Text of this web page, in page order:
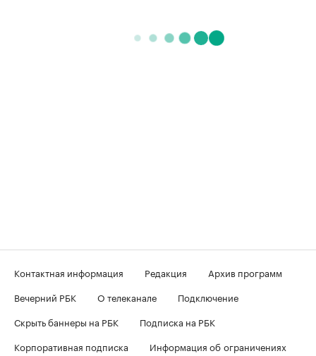
Контактная информация Редакция
Архив программ
Вечерний РБК
О телеканале
Подключение
Скрыть баннеры на РБК
Подписка на РБК
Корпоративная подписка
Информация об ограничениях